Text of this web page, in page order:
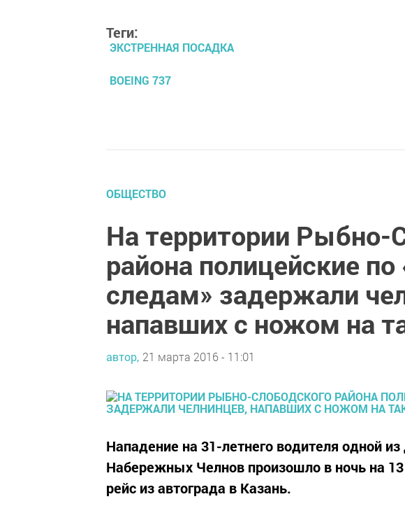
Теги:
ЭКСТРЕННАЯ ПОСАДКА
BOEING 737
ОБЩЕСТВО
На территории Рыбно-
района полицейские
следам» задержали
напавших с ножом на
автор, 21 марта 2016 - 11:01
Нападение на 31-летнего водителя одной
Набережных Челнов произошло в ночь на
рейс из автограда в Казань.